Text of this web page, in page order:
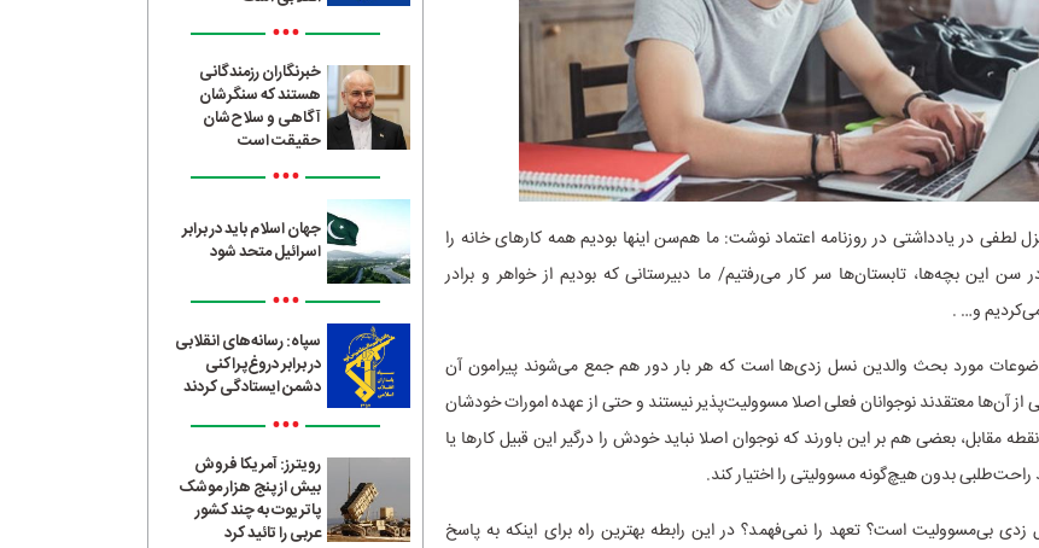
لطفی در یادداشتی در روزنامه اعتماد نوشت: ما هم‌سن اینها بودیم همه کارهای خانه را
سن این بچه‌ها، تابستان‌ها سر کار می‌رفتیم/ ما دبیرستانی که بودیم از خواهر و برادر
و… .
مورد بحث والدین نسل زدی‌ها است که هر بار دور هم جمع می‌شوند پیرامون آن
آن‌ها معتقدند نوجوانان فعلی اصلا مسوولیت‌پذیر نیستند و حتی از عهده امورات خودشان
مقابل، بعضی هم بر این باورند که نوجوان اصلا نباید خودش را درگیر این قبیل کارها یا
راحت‌طلبی بدون هیچ‌گونه مسوولیتی را اختیار کند.
زدی بی‌مسوولیت است؟ تعهد را نمی‌فهمد؟ در این رابطه بهترین راه برای اینکه به پاسخ
•••
خبرنگاران رزمندگانی
هستند که سنگرشان
آگاهی و سلاح‌شان
حقیقت است
•••
جهان اسلام باید در برابر
اسرائیل متحد شود
•••
سپاه: رسانه‌های انقلابی
در برابر دروغ‌پراکنی
دشمن ایستادگی کردند
•••
رویترز: آمریکا فروش
بیش از پنج هزار موشک
پاتریوت به چند کشور
عربی را تائید کرد